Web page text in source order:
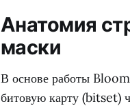
Анатомия
маски
В основе работы
битовую карту (bitset)